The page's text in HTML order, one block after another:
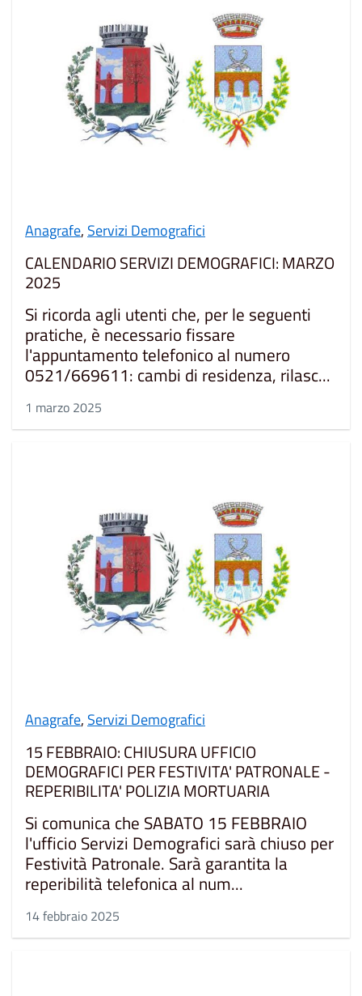
Anagrafe, Servizi Demografici
CALENDARIO SERVIZI DEMOGRAFICI: MARZO
2025
Si ricorda agli utenti che, per le seguenti
pratiche, è necessario fissare
l'appuntamento telefonico al numero
0521/669611: cambi di residenza, rilasc...
1 marzo 2025
Anagrafe, Servizi Demografici
15 FEBBRAIO: CHIUSURA UFFICIO
DEMOGRAFICI PER FESTIVITA' PATRONALE -
REPERIBILITA' POLIZIA MORTUARIA
Si comunica che SABATO 15 FEBBRAIO
l'ufficio Servizi Demografici sarà chiuso per
Festività Patronale. Sarà garantita la
reperibilità telefonica al num...
14 febbraio 2025